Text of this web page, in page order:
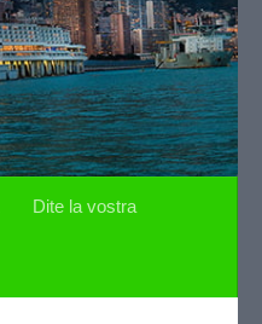
Dite la vostra